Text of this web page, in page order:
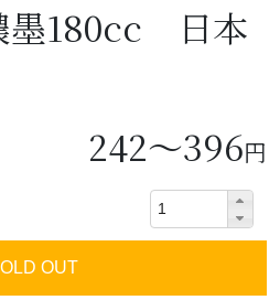
180cc 日本
242～396円
OUT